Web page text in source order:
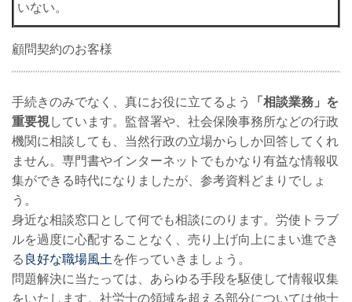
いない。
顧問契約のお客様
手続きのみでなく、真にお役に立てるよう
「相談業務」を
重要視しています。監督署や、社会保険事務所などの行政
機関に相談しても、当然行政の立場からしか回答してくれ
ません。専門書やインターネットでもかなり有益な情報収
集ができる時代になりましたが、参考資料どまりでしょ
う。
身近な相談窓口として何でも相談にのります。労使トラブ
ルを過度に心配することなく、売り上げ向上にまい進でき
る 良好な職場風土 を作っていきましょう。
問題解決に当たっては、あらゆる手段を駆使して情報収集
をいたします。社労士の領域を超える部分については他士